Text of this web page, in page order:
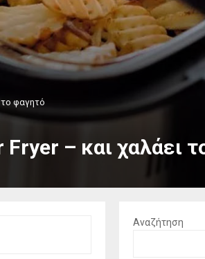
το φαγητό
– και χαλάει
Αναζήτηση